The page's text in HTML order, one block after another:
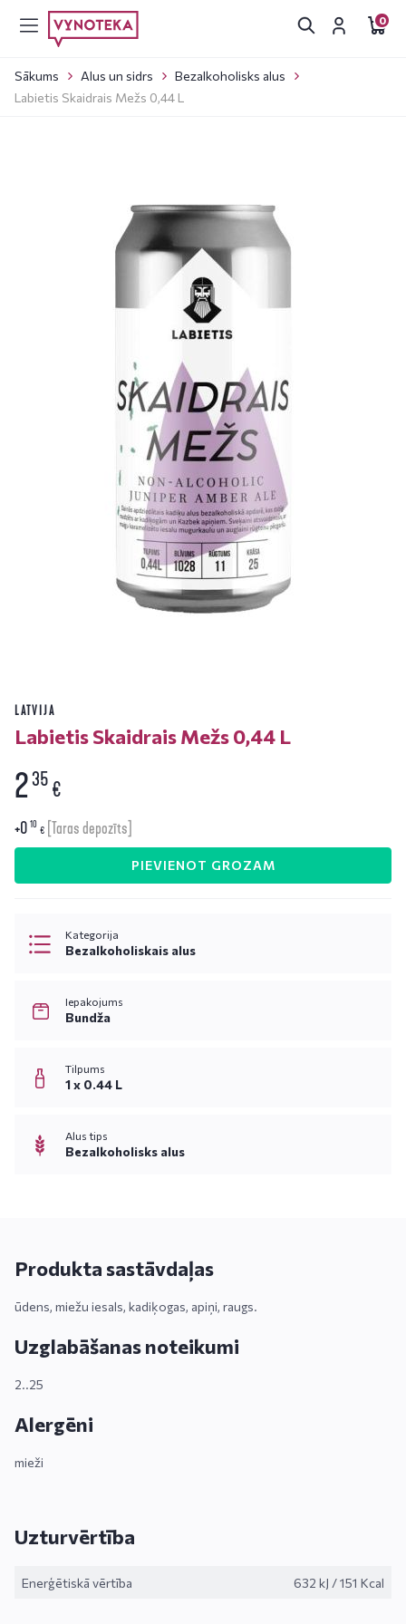
0
Sākums Alus un sidrs
Bezalkoholisks alus
Labietis Skaidrais Mežs 0,44 L
LATVIJA
Labietis Skaidrais Mežs 0,44 L
235€
+0 10 € [Taras depozīts]
PIEVIENOT GROZAM
Kategorija
Bezalkoholiskais alus
Iepakojums
Bundža
Tilpums
1 x 0.44 L
Alus tips
Bezalkoholisks alus
Produkta sastāvdaļas
ūdens, miežu iesals, kadiķogas, apiņi, raugs.
Uzglabāšanas noteikumi
2..25
Alergēni
mieži
Uzturvērtība
Enerģētiskā vērtība 632 kJ /151 Kcal